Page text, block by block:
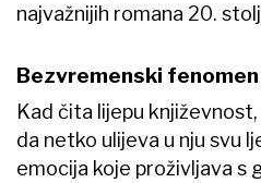
najvažnijih romana 20.
Bezvremenski fenomen
Kad čita lijepu
da netko ulijeva u nju svu
emocija koje proživljava s